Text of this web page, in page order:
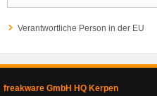
Verantwortliche Person in der EU
freakware GmbH HQ Kerpen